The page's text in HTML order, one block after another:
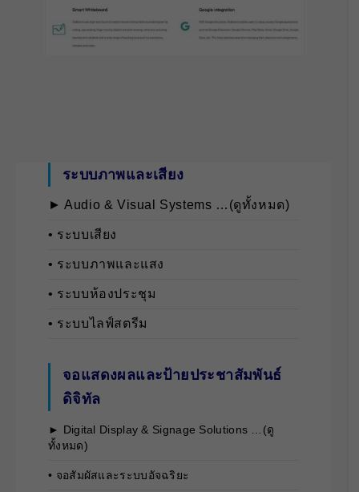
ระบบภาพและเสียง
► Audio & Visual Systems …(ดูทั้งหมด)
• ระบบเสียง
• ระบบภาพและแสง
• ระบบห้องประชุม
• ระบบไลฟ์สตรีม
จอแสดงผลและป้ายประชาสัมพันธ์
ดิจิทัล
► Digital Display & Signage Solutions …(ดู
ทั้งหมด)
• จอสัมผัสและระบบอัจฉริยะ